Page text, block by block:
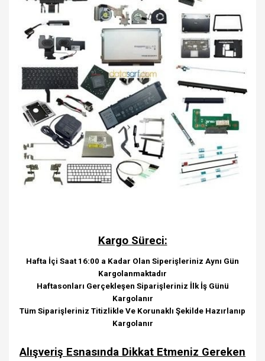
Kargo Süreci:
Hafta İçi Saat 16:00 a Kadar Olan Siperişleriniz Aynı Gün
Kargolanmaktadır
Haftasonları Gerçekleşen Siparişleriniz İlk İş Günü
Kargolanır
Tüm Siparişleriniz Titizlikle Ve Korunaklı Şekilde Hazırlanıp
Kargolanır
Alışveriş Esnasında Dikkat Etmeniz Gereken